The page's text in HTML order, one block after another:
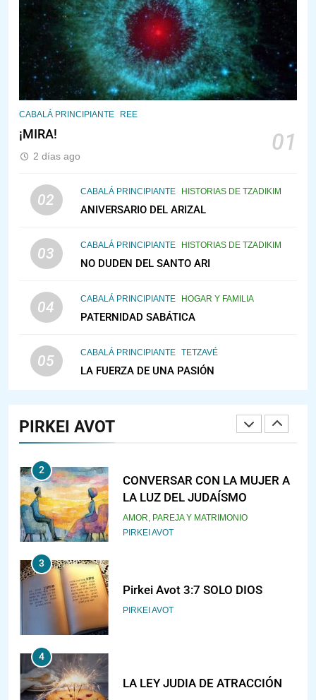
CABALÁ PRINCIPIANTE REE
¡MIRA! 01
2 días ago
02 CABALÁ PRINCIPIANTE HISTORIAS DE TZADIKIM
ANIVERSARIO DEL ARIZAL
03 CABALÁ PRINCIPIANTE HISTORIAS DE TZADIKIM
NO DUDEN DEL SANTO ARI
04 CABALÁ PRINCIPIANTE HOGAR Y FAMILIA
PATERNIDAD SABÁTICA
05 CABALÁ PRINCIPIANTE TETZAVÉ
LA FUERZA DE UNA PASIÓN
PIRKEI AVOT
¿QUIÉN ES SABIO? EL QUE VE
LO QUE VA A NACER
PENSAMIENTO JUDÍO PIRKEI AVOT
145
CABALÁ Y JASIDUT: EL
146
VEAMOS ¿POR QUÉ
IEHOSHÚA? Y LA QUEJA DE LAS
1
2
CONVERSAR CON LA MUJER A
LA LUZ DEL JUDAÍSMO
AMOR, PAREJA Y MATRIMONIO
PIRKEI AVOT
3
Pirkei Avot 3:7 SOLO DIOS
PIRKEI AVOT
4
LA LEY JUDIA DE ATRACCIÓN